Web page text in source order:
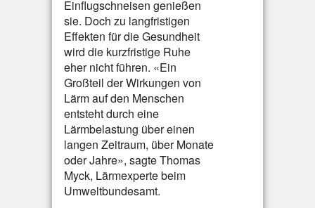
Einflugschneisen genießen
sie. Doch zu langfristigen
Effekten für die Gesundheit
wird die kurzfristige Ruhe
eher nicht führen. «Ein
Großteil der Wirkungen von
Lärm auf den Menschen
entsteht durch eine
Lärmbelastung über einen
langen Zeitraum, über Monate
oder Jahre», sagte Thomas
Myck, Lärmexperte beim
Umweltbundesamt.